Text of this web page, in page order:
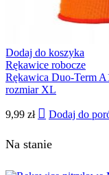
Dodaj do koszyka
Rękawice robocze
Rękawica Duo-Term
rozmiar XL
9,99 zł Dodaj do
Na stanie